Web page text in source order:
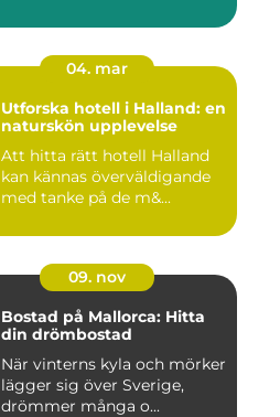
04. mar
Utforska hotell i Halland: en
naturskön upplevelse
Att hitta rätt hotell Halland
kan kännas överväldigande
med tanke på de m&...
09. nov
Bostad på Mallorca: Hitta
din drömbostad
När vinterns kyla och mörker
lägger sig över Sverige,
drömmer många o...